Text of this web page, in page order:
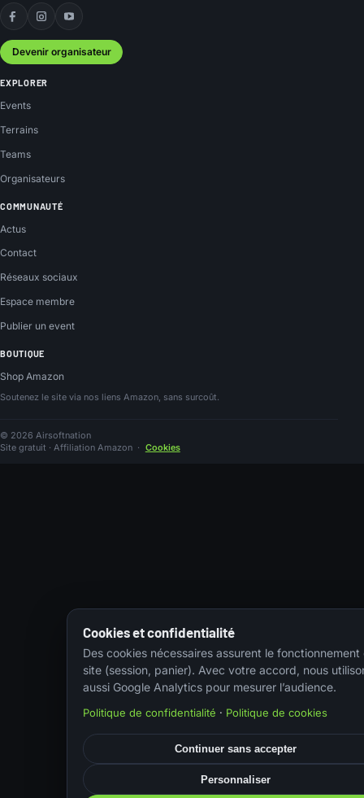
Facebook
Instagram
YouTube
Devenir organisateur
EXPLORER
Events
Terrains
Teams
Organisateurs
COMMUNAUTÉ
Actus
Contact
Réseaux sociaux
Espace membre
Publier un event
BOUTIQUE
Shop Amazon
Soutenez le site via nos liens Amazon, sans surcoût.
© 2026 Airsoftnation
Site gratuit · Affiliation Amazon · Cookies
Cookies et confidentialité
Des cookies nécessaires assurent le fonctionnement
site (session, panier). Avec votre accord, nous
aussi Google Analytics pour mesurer l’audience.
Politique de confidentialité · Politique de cookies
Continuer sans accepter
Personnaliser